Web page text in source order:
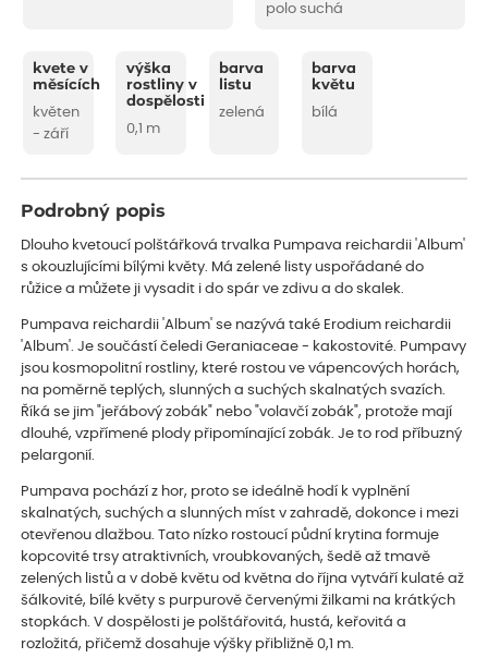
polo suchá
kvete v
měsících
květen
- září
výška
rostliny v
dospělosti
0,1 m
barva
listu
zelená
barva
květu
bílá
Podrobný popis
Dlouho kvetoucí polštářková trvalka Pumpava reichardii 'Album'
s okouzlujícími bílými květy. Má zelené listy uspořádané do
růžice a můžete ji vysadit i do spár ve zdivu a do skalek.
Pumpava reichardii 'Album' se nazývá také Erodium reichardii
'Album'. Je součástí čeledi Geraniaceae - kakostovité. Pumpavy
jsou kosmopolitní rostliny, které rostou ve vápencových horách,
na poměrně teplých, slunných a suchých skalnatých svazích.
Říká se jim "jeřábový zobák" nebo "volavčí zobák", protože mají
dlouhé, vzpřímené plody připomínající zobák. Je to rod příbuzný
pelargonií.
Pumpava pochází z hor, proto se ideálně hodí k vyplnění
skalnatých, suchých a slunných míst v zahradě, dokonce i mezi
otevřenou dlažbou. Tato nízko rostoucí půdní krytina formuje
kopcovité trsy atraktivních, vroubkovaných, šedě až tmavě
zelených listů a v době květu od května do října vytváří kulaté až
šálkovité, bílé květy s purpurově červenými žilkami na krátkých
stopkách. V dospělosti je polštářovitá, hustá, keřovitá a
rozložitá, přičemž dosahuje výšky přibližně 0,1 m.